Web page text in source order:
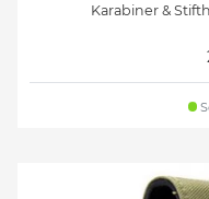
Karabiner &